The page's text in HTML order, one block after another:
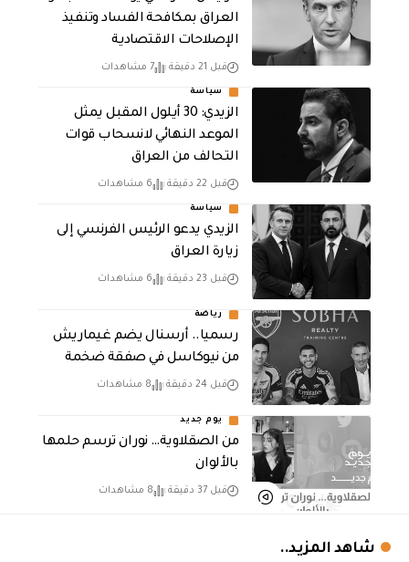
العراق بمكافحة الفساد وتنفيذ
الإصلاحات الاقتصادية
قبل 21 دقيقة 7 مشاهدات
سياسة
الزيدي: 30 أيلول المقبل يمثل
الموعد النهائي لانسحاب قوات
التحالف من العراق
قبل 22 دقيقة 6 مشاهدات
سياسة
الزيدي يدعو الرئيس الفرنسي إلى
زيارة العراق
قبل 23 دقيقة 6 مشاهدات
رياضة
رسميا.. أرسنال يضم غيماريش
من نيوكاسل في صفقة ضخمة
قبل 24 دقيقة 8 مشاهدات
يوم جديد
من الصقلاوية… نوران ترسم حلمها
بالألوان
قبل 37 دقيقة 8 مشاهدات
شاهد المزيد..